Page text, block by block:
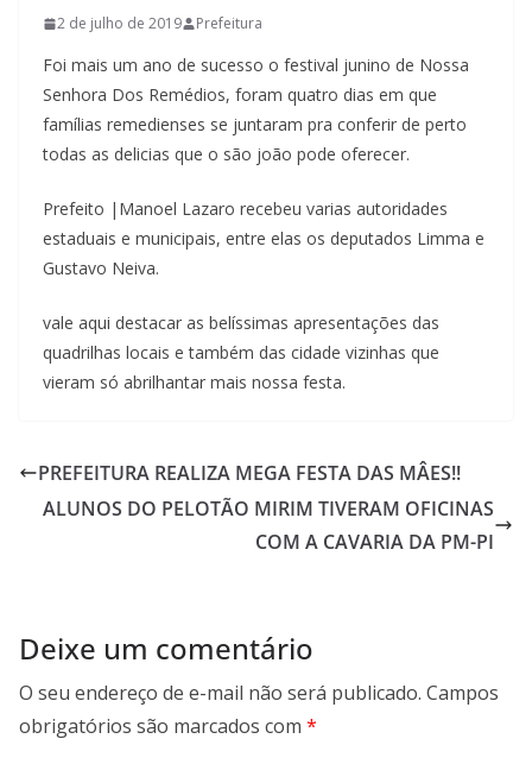
2 de julho de 2019 Prefeitura
Foi mais um ano de sucesso o festival junino de Nossa
Senhora Dos Remédios, foram quatro dias em que
famílias remedienses se juntaram pra conferir de perto
todas as delicias que o são joão pode oferecer.
Prefeito |Manoel Lazaro recebeu varias autoridades
estaduais e municipais, entre elas os deputados Limma e
Gustavo Neiva.
vale aqui destacar as belíssimas apresentações das
quadrilhas locais e também das cidade vizinhas que
vieram só abrilhantar mais nossa festa.
PREFEITURA REALIZA MEGA FESTA DAS MÂES!!
ALUNOS DO PELOTÃO MIRIM TIVERAM OFICINAS
COM A CAVARIA DA PM-PI
Deixe um comentário
O seu endereço de e-mail não será publicado. Campos
obrigatórios são marcados com *